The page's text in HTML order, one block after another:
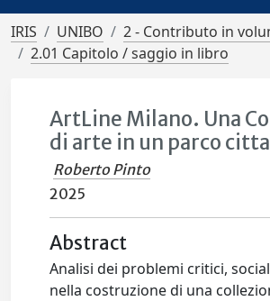
IRIS UNIBO
2 - Contributo in
2.01 Capitolo / saggio in libro
ArtLine Milano. Una
di arte in un parco
Roberto Pinto
2025
Abstract
Analisi dei problemi critici,
nella costruzione di una